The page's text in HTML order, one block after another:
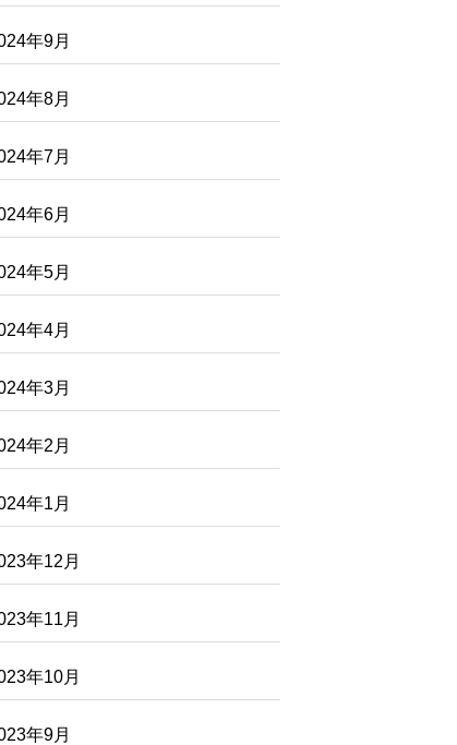
年9月
年8月
年7月
年6月
年5月
年4月
年3月
年2月
年1月
年12月
年11月
年10月
年9月